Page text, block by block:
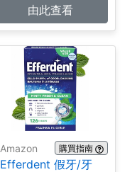
由此查看
Amazon 購買指南
Efferdent 假牙/牙